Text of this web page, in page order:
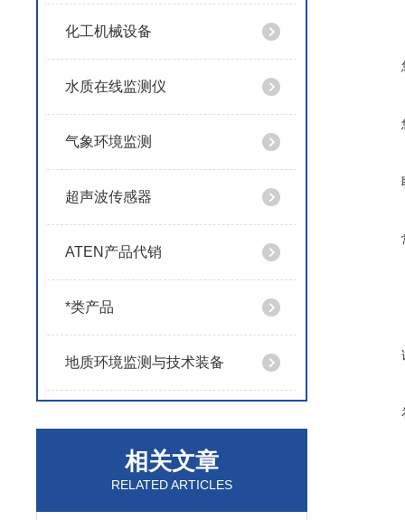
化工机械设备
水质在线监测仪
气象环境监测
超声波传感器
ATEN产品代销
*类产品
地质环境监测与技术装备
相关文章
RELATED ARTICLES